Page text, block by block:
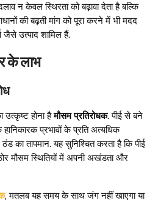
न केवल स्थिरता को बढ़ावा देता है बल्कि
की बढ़ती मांग को पूरा करने में भी मदद
उत्पाद शामिल हैं.
के लाभ
उत्कृष्ट होना हैमौसम प्रतिरोधक. पीई से बने
प्रभावों के प्रति अत्यधिक
ठंड का तापमान. यह सुनिश्चित करता है कि पीई
मौसम स्थितियों में अपनी अखंडता और
, मतलब यह समय के साथ जंग नहीं खाएगा या